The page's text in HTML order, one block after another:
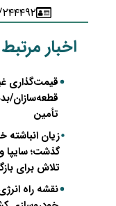
۴۴۹۲
اخبار مرتبط
قیمت‌گذاری
تأمین
گذشت؛ سایپا
تلاش برای
نقشه راه